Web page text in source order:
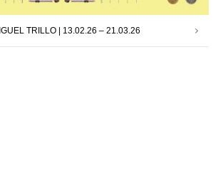
TRILLO | 13.02.26 – 21.03.26